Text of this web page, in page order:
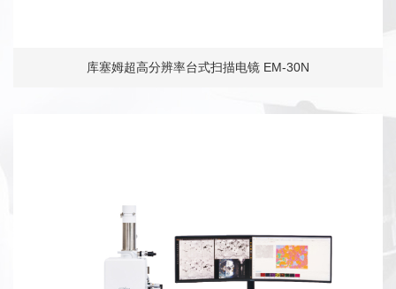
库塞姆超高分辨率台式扫描电镜 EM-30N